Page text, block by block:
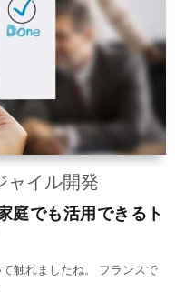
ャイル開発
庭でも活用できるト
触れましたね。 フランスで